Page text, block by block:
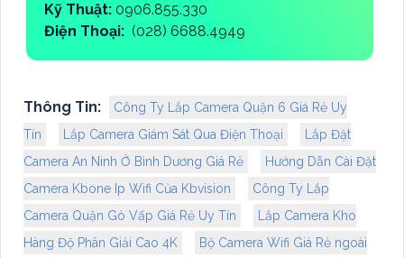
Kỹ Thuật: 0906.855.330
Điện Thoại: (028) 6688.4949
Thông Tin:
Công Ty Lắp Camera Quận 6 Giá Rẻ Uy
Tín
Lắp Camera Giám Sát Qua Điện Thoại
Lắp Đặt
Camera An Ninh Ở Bình Dương Giá Rẻ
Hướng Dẫn Cài Đặt
Camera Kbone Ip Wifi Của Kbvision
Công Ty Lắp
Camera Quận Gò Vấp Giá Rẻ Uy Tín
Lắp Camera Kho
Hàng Độ Phân Giải Cao 4K
Bộ Camera Wifi Giá Rẻ ngoài